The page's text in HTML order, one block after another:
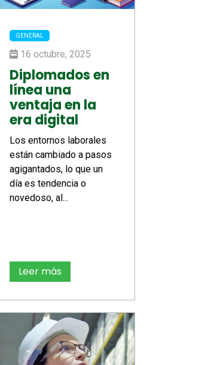
GENERAL
16 octubre, 2025
Diplomados en
línea una
ventaja en la
era digital
Los entornos laborales
están cambiado a pasos
agigantados, lo que un
día es tendencia o
novedoso, al...
Leer más